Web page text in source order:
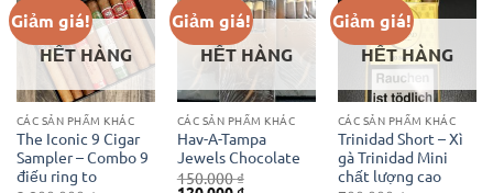
Giảm giá!
HẾT HÀNG
CÁC SẢN PHẨM KHÁC
The Iconic 9 Cigar
Sampler – Combo 9
điếu ring to
Giảm giá!
HẾT HÀNG
CÁC SẢN PHẨM KHÁC
Hav-A-Tampa
Jewels Chocolate
150.000₫
Giảm giá!
HẾT HÀNG
CÁC SẢN PHẨM KHÁC
Trinidad Short – Xì
gà Trinidad Mini
chất lượng cao